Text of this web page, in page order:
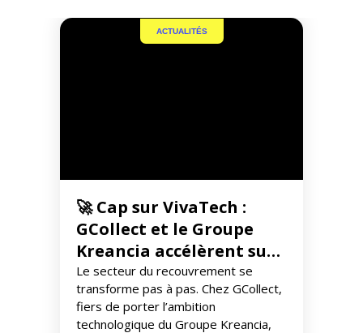
ACTUALITÉS
🚀 Cap sur VivaTech :
GCollect et le Groupe
Kreancia accélèrent sur
l’innovation
Le secteur du recouvrement se
transforme pas à pas. Chez GCollect,
fiers de porter l’ambition
technologique du Groupe Kreancia,